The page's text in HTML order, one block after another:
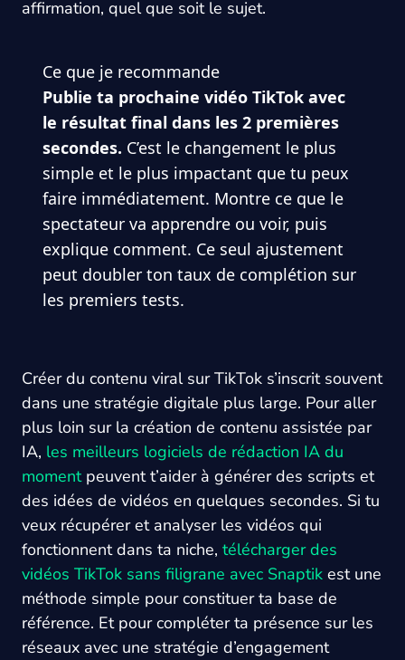
affirmation, quel que soit le sujet.
Ce que je recommande
Publie ta prochaine vidéo TikTok avec
le résultat final dans les 2 premières
secondes. C’est le changement le plus
simple et le plus impactant que tu peux
faire immédiatement. Montre ce que le
spectateur va apprendre ou voir, puis
explique comment. Ce seul ajustement
peut doubler ton taux de complétion sur
les premiers tests.
Créer du contenu viral sur TikTok s’inscrit souvent
dans une stratégie digitale plus large. Pour aller
plus loin sur la création de contenu assistée par
IA, les meilleurs logiciels de rédaction IA du
momentpeuvent t’aider à générer des scripts et
des idées de vidéos en quelques secondes. Si tu
veux récupérer et analyser les vidéos qui
fonctionnent dans ta niche, télécharger des
vidéos TikTok sans filigrane avec Snaptik est une
méthode simple pour constituer ta base de
référence. Et pour compléter ta présence sur les
réseaux avec une stratégie d’engagement